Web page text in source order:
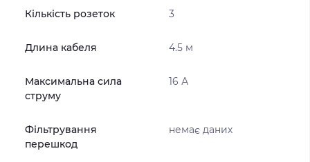
Кількість розеток 3
Длина кабеля 4.5 м
Максимальна сила
струму
16 А
Фільтрування
перешкод
немає даних